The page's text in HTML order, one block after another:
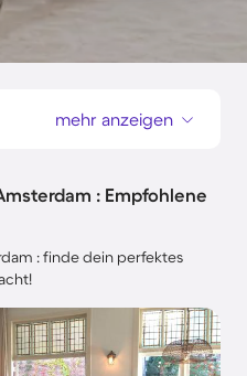
mehr anzeigen
: Empfohlene
: finde dein perfektes